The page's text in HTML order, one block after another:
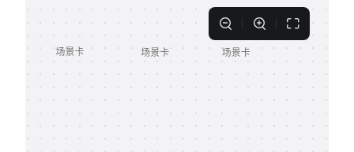
私有化部署
客户案例
支持
帮助中心